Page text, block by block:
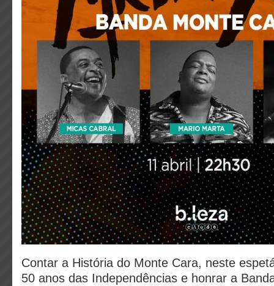
Contar a História do Monte Cara, neste
50 anos das Independências e honrar a